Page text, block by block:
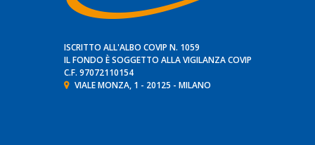
ISCRITTO ALL'ALBO COVIP N. 1059
IL FONDO È SOGGETTO ALLA VIGILANZACOVIP
C.F. 97072110154
VIALE MONZA, 1 - 20125 - MILANO